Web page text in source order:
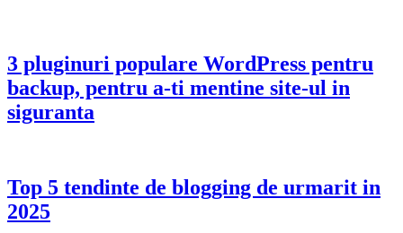
3 pluginuri populare WordPress pentru
backup, pentru a-ti mentine site-ul in
siguranta
Top 5 tendinte de blogging de urmarit in
2025